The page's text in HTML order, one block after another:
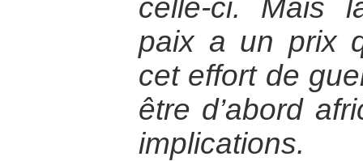
celle-ci. Mais
paix a un prix
cet effort de
être d’abord
implications.